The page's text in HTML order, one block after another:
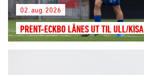
02. aug. 2026
PRENT-ECKBO LÅNES UT TIL ULL/KISA